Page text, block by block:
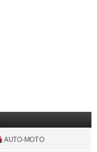
AUTO-MOTO